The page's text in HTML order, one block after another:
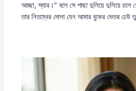
আচ্ছা, স্যার।” বলে সে পাছা দুলিয়ে দুলিয়ে চলে
তার নিতম্বের দোলা যেন আমার বুকের ভেতর